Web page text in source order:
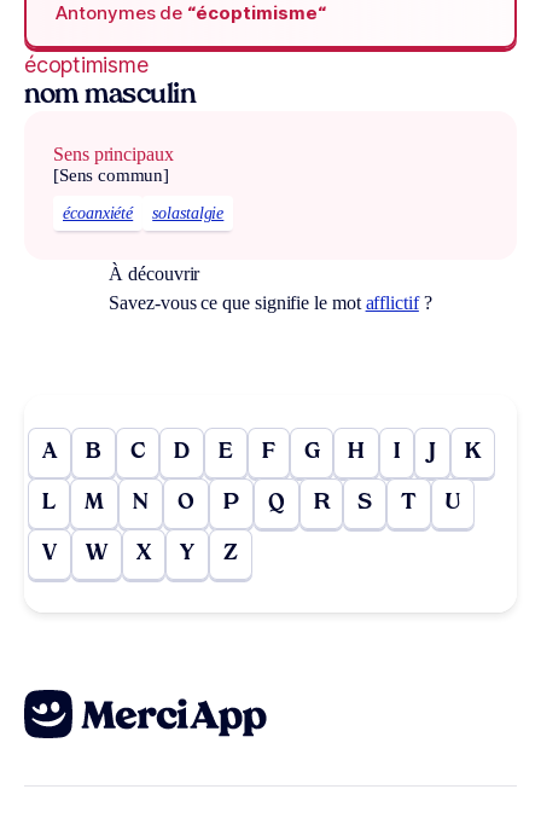
Antonymes de “écoptimisme“
écoptimisme
nom masculin
Sens principaux
[Sens commun]
écoanxiété solastalgie
À découvrir
Savez-vous ce que signifie le mot afflictif?
A B C D E F G H I J K
L M N O P Q R S T U
V W X Y Z